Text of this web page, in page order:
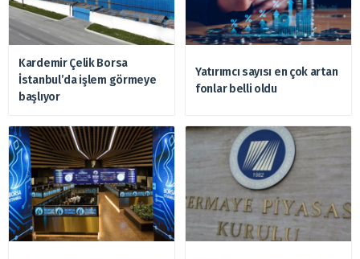
Kardemir Çelik Borsa
İstanbul’da işlem görmeye
başlıyor
Yatırımcı sayısı en çok artan
fonlar belli oldu